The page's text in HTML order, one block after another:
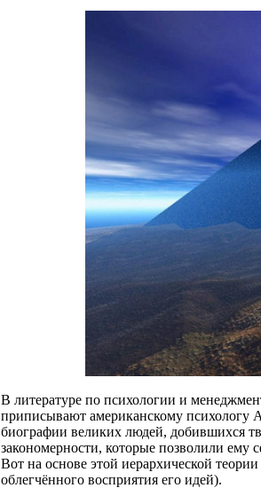
В литературе по психологии и
приписывают американскому психологу
биографии великих людей, добившихся
закономерности, которые позволили ему
Вот на основе этой иерархической
облегчённого восприятия его идей).